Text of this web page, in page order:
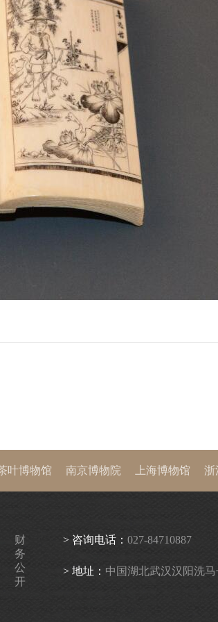
叶博物馆 南京博物院 上海博物馆
浙
国家博物馆 故宫博物院 中国文物信息
财
务
公
开
> 咨询电话： 027-84710887
> 地址： 中国湖北武汉汉阳洗